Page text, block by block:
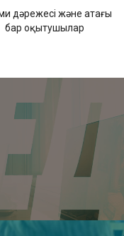
дәрежесі және атағы
бар оқытушылар